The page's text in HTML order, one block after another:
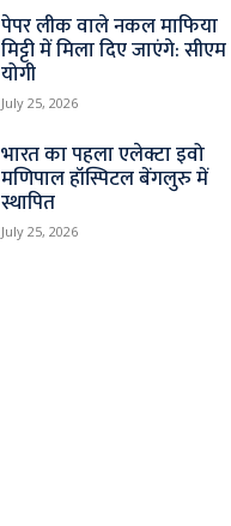
पेपर लीक वाले नकल माफिया
मिट्टी में मिला दिए जाएंगे: सीएम
योगी
July 25, 2026
भारत का पहला एलेक्टा इवो
मणिपाल हॉस्पिटल बेंगलुरु में
स्थापित
July 25, 2026